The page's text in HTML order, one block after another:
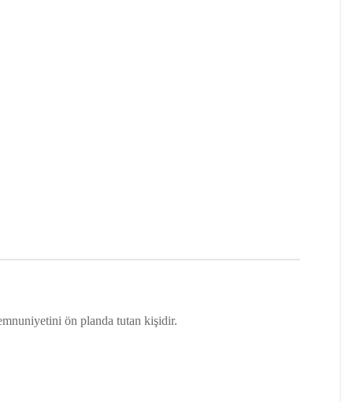
ön planda tutan kişidir.